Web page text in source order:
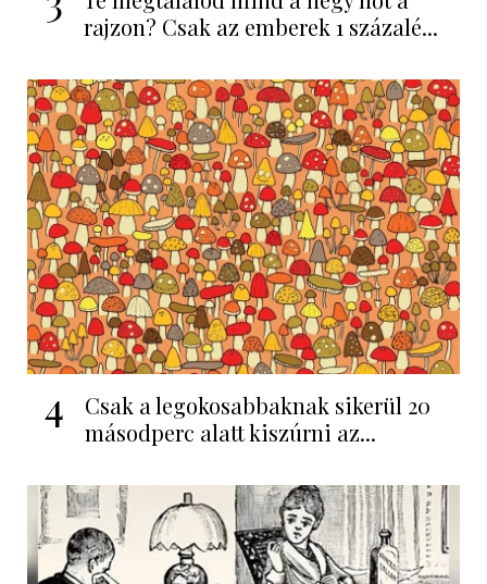
rajzon? Csak az emberek 1 százalé...
4
Csak a legokosabbaknak sikerül 20
másodperc alatt kiszúrni az...